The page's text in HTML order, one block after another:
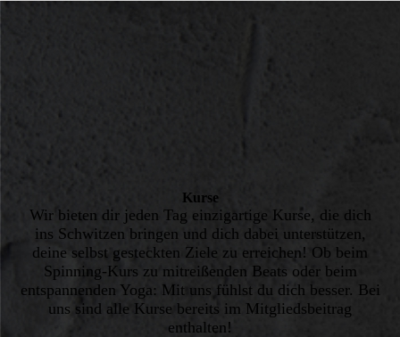
Kurse
Wir bieten dir jeden Tag einzigartige Kurse, die dich
ins Schwitzen bringen und dich dabei unterstützen,
deine selbst gesteckten Ziele zu erreichen! Ob beim
Spinning-Kurs zu mitreißenden Beats oder beim
entspannenden Yoga: Mit uns fühlst du dich besser. Bei
uns sind alle Kurse bereits im Mitgliedsbeitrag
enthalten!